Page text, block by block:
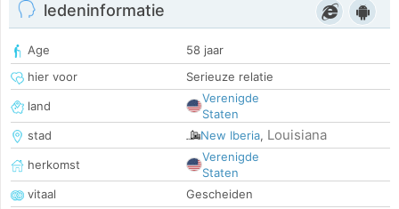
ledeninformatie
Age
58 jaar
hier voor
Serieuze relatie
land
Verenigde
Staten
stad
New Iberia, Louisiana
herkomst
Verenigde
Staten
vitaal
Gescheiden